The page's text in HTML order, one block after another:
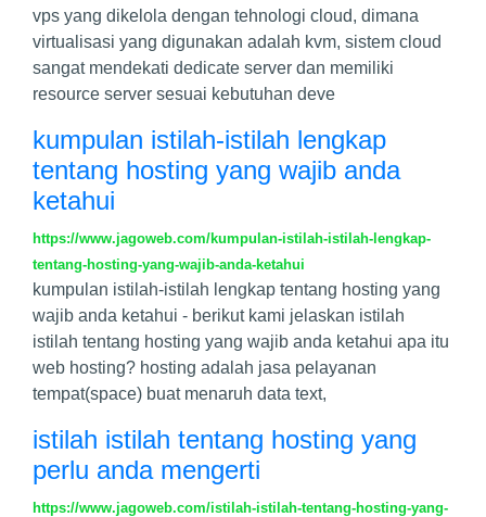
vps yang dikelola dengan tehnologi cloud, dimana
virtualisasi yang digunakan adalah kvm, sistem cloud
sangat mendekati dedicate server dan memiliki
resource server sesuai kebutuhan deve
kumpulan istilah-istilah lengkap
tentang hosting yang wajib anda
ketahui
https://www.jagoweb.com/kumpulan-istilah-istilah-lengkap-
tentang-hosting-yang-wajib-anda-ketahui
kumpulan istilah-istilah lengkap tentang hosting yang
wajib anda ketahui - berikut kami jelaskan istilah
istilah tentang hosting yang wajib anda ketahui apa itu
web hosting? hosting adalah jasa pelayanan
tempat(space) buat menaruh data text,
istilah istilah tentang hosting yang
perlu anda mengerti
https://www.jagoweb.com/istilah-istilah-tentang-hosting-yang-